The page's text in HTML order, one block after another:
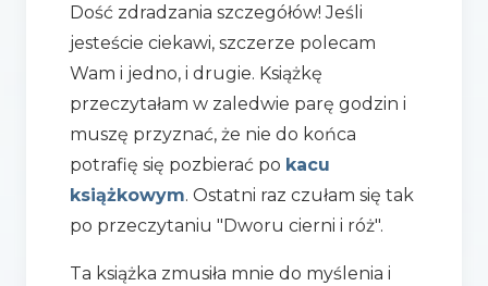
Dość zdradzania szczegółów! Jeśli
jesteście ciekawi, szczerze polecam
Wam i jedno, i drugie. Książkę
przeczytałam w zaledwie parę godzin i
muszę przyznać, że nie do końca
potrafię się pozbierać po kacu
książkowym. Ostatni raz czułam się tak
po przeczytaniu "Dworu cierni i róż".
Ta książka zmusiła mnie do myślenia i